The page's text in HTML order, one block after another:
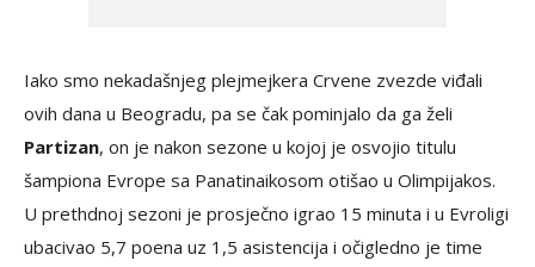
Iako smo nekadašnjeg plejmejkera Crvene zvezde viđali
ovih dana u Beogradu, pa se čak pominjalo da ga želi
Partizan, on je nakon sezone u kojoj je osvojio titulu
šampiona Evrope sa Panatinaikosom otišao u Olimpijakos.
U prethdnoj sezoni je prosječno igrao 15 minuta i u Evroligi
ubacivao 5,7 poena uz 1,5 asistencija i očigledno je time